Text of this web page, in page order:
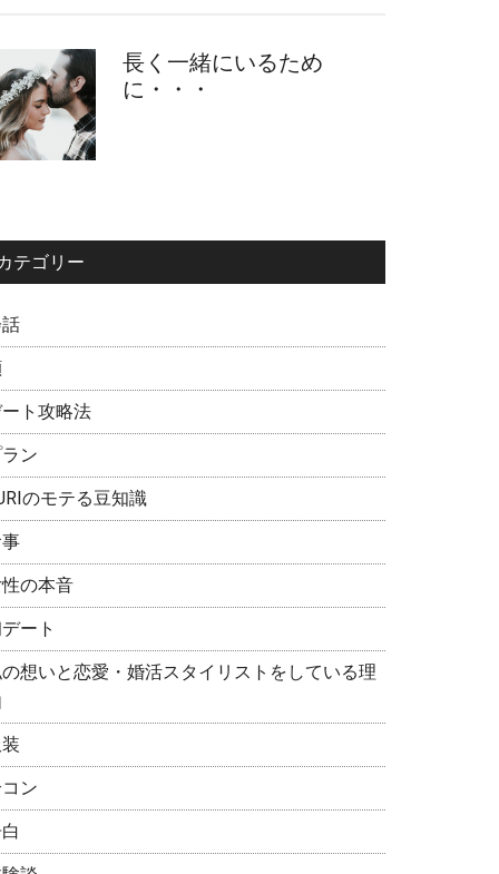
長く一緒にいるため
に・・・
テゴリー
ト攻略法
ン
のモテる豆知識
の本音
ート
想いと恋愛・婚活スタイリストをしている理
ン